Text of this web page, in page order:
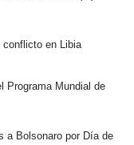
conflicto en Libia
Programa Mundial de
a Bolsonaro por Día de